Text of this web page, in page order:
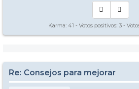
Karma: 41 - Votos positivos: 3 -
Re: Consejos para mejorar